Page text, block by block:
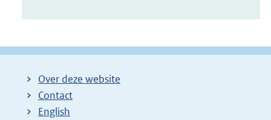
Over deze website
Contact
English